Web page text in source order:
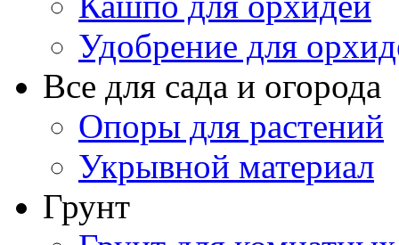
Удобрение для
Все для сада и огорода
Опоры для растений
Укрывной материал
Грунт